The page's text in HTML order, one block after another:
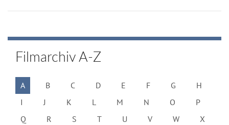
Filmarchiv A-Z
A B C D E F G
H
I
J K L M N O
P
Q
R S T U V W
X